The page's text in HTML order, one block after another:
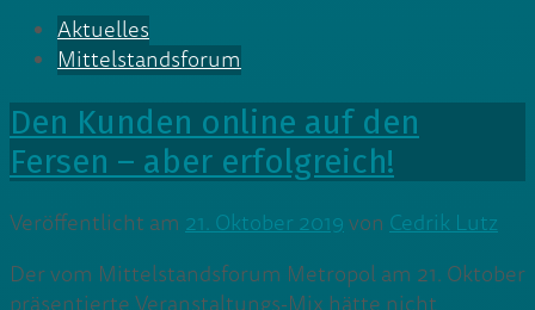
Aktuelles
Mittelstandsforum
Den Kunden online auf den
Fersen – aber erfolgreich!
Veröffentlicht am 21. Oktober 2019von Cedrik Lutz
Der vom Mittelstandsforum Metropol am 21. Oktober